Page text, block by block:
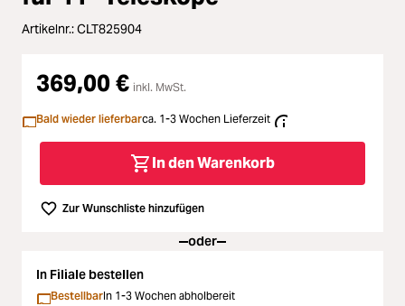
Loading...
Loading...Ferngläser
Loading... Second Hand
Loading...SALE
Loading...
Artikelnr.:CLT825904
369,00 € inkl. MwSt.
Bald wieder lieferbarca. 1-3 Wochen Lieferzeit
In den Warenkorb
Zur Wunschliste hinzufügen
oder
In Filiale bestellen
BestellbarIn 1-3 Wochen abholbereit